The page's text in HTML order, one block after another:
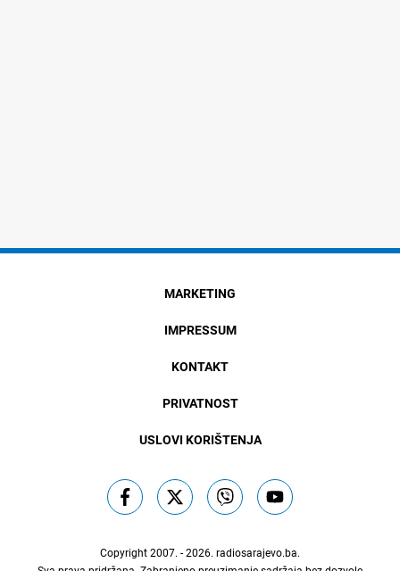
MARKETING
IMPRESSUM
KONTAKT
PRIVATNOST
USLOVI KORIŠTENJA
Copyright 2007. - 2026. radiosarajevo.ba.